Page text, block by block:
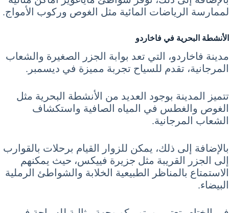
لممارسة الرياضات المائية مثل الغوص وركوب الأمواج.
الأنشطة البحرية في فاخاردو
مدينة فاخاردو، التي تعد بوابة الجزر الصغيرة والشعاب
المرجانية، تقدم للسياح تجربة مميزة في ديسمبر.
تتميز المدينة بوجود العديد من الأنشطة البحرية مثل
الغوص والغطس في المياه الصافية واستكشاف
الشعاب المرجانية.
بالإضافة إلى ذلك، يمكن للزوار القيام برحلات بالقوارب
إلى الجزر القريبة مثل جزيرة فييكس، حيث يمكنهم
الاستمتاع بالمناظر الطبيعية الخلابة والشواطئ الرملية
البيضاء.